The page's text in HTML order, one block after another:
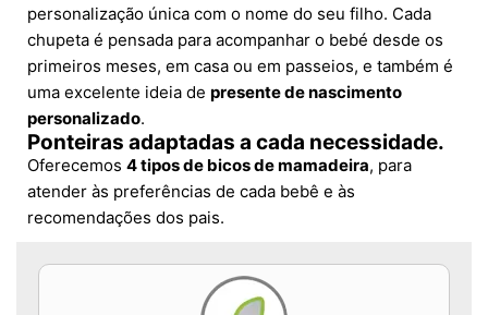
personalização única com o nome do seu filho. Cada
chupeta é pensada para acompanhar o bebé desde os
primeiros meses, em casa ou em passeios, e também é
uma excelente ideia de presente de nascimento
personalizado.
Ponteiras adaptadas a cada necessidade.
Oferecemos 4 tipos de bicos de mamadeira, para
atender às preferências de cada bebê e às
recomendações dos pais.